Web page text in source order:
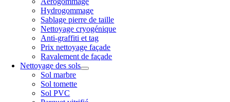
Hydrogommage
Sablage pierre de taille
Nettoyage cryogénique
Anti-graffiti et tag
Prix nettoyage façade
Ravalement de façade
Nettoyage des sols
Sol marbre
Sol tomette
Sol PVC